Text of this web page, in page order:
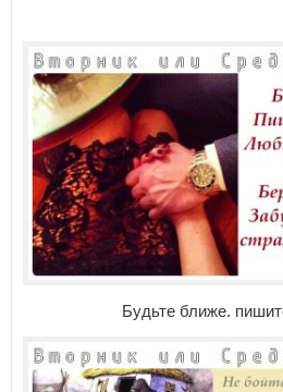
Будьте ближе.